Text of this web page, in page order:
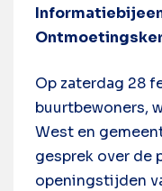
Op zaterdag 28
buurtbewoners,
West en
gesprek over de
openingstijden